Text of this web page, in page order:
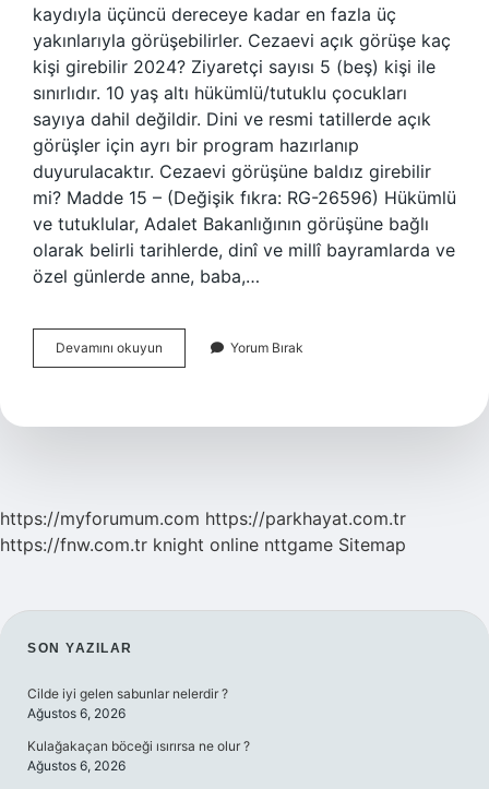
kaydıyla üçüncü dereceye kadar en fazla üç
yakınlarıyla görüşebilirler. Cezaevi açık görüşe kaç
kişi girebilir 2024? Ziyaretçi sayısı 5 (beş) kişi ile
sınırlıdır. 10 yaş altı hükümlü/tutuklu çocukları
sayıya dahil değildir. Dini ve resmi tatillerde açık
görüşler için ayrı bir program hazırlanıp
duyurulacaktır. Cezaevi görüşüne baldız girebilir
mi? Madde 15 – (Değişik fıkra: RG-26596) Hükümlü
ve tutuklular, Adalet Bakanlığının görüşüne bağlı
olarak belirli tarihlerde, dinî ve millî bayramlarda ve
özel günlerde anne, baba,…
Devamını okuyun Cezaevi
Görüşe
Kaç
Yorum Bırak
https://myforumum.com https://parkhayat.com.tr
https://fnw.com.tr knight online nttgame Sitemap
SIDEBAR
SON YAZILAR
Cilde iyi gelen sabunlar nelerdir ?
Ağustos 6, 2026
Kulağakaçan böceği ısırırsa ne olur ?
Ağustos 6, 2026